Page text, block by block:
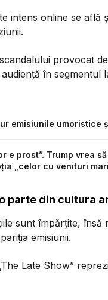
intens online se
provocat
în segmentul
emisiunile
e prost”. Trump vrea
„celor cu venituri
parte din cultura
sunt împărțite,
emisiunii.
Late Show”